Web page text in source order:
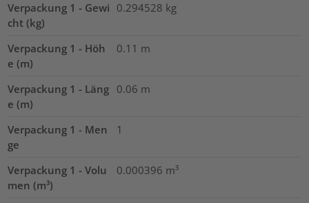
Verpackung 1 - Gewi
cht (kg)
0.294528 kg
Verpackung 1 - Höh
e (m)
0.11 m
Verpackung 1 - Läng
e (m)
0.06 m
Verpackung 1 - Men
ge
1
Verpackung 1 - Volu
men (m³)
0.000396 m³